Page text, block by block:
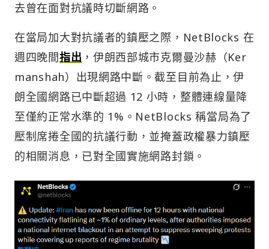
去曾在面對抗議時切斷網路。
在當局加大對抗議者的鎮壓之際，NetBlocks 在
週四晚間指出 ，伊朗西部城市克爾曼沙赫（Ker
manshah）出現網路中斷。截至目前為止，伊
朗全國網路已中斷超過 12 小時，整體連線量降
至僅約正常水準的 1%。NetBlocks 稱當局為了
壓制席捲全國的抗議行動，並掩蓋政權暴力鎮壓
的相關消息，已對全國實施網路封鎖。